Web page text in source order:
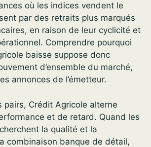
où les indices vendent le
par des retraits plus marqués
en raison de leur cyclicité et
Comprendre pourquoi
baisse suppose donc
d’ensemble du marché,
annonces de l’émetteur.
pairs, Crédit Agricole alterne
et de retard. Quand les
la qualité et la
combinaison banque de détail,